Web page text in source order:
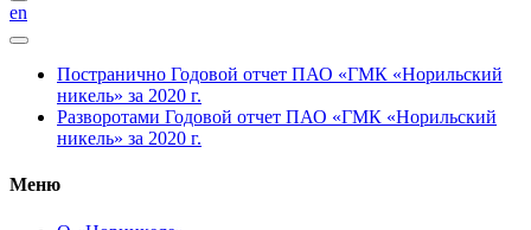
en
Постранично Годовой отчет ПАО «ГМК «Норильский
никель» за 2020 г.
Разворотами Годовой отчет ПАО «ГМК «Норильский
никель» за 2020 г.
Меню